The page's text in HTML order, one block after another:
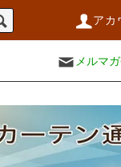
アカ
メルマ